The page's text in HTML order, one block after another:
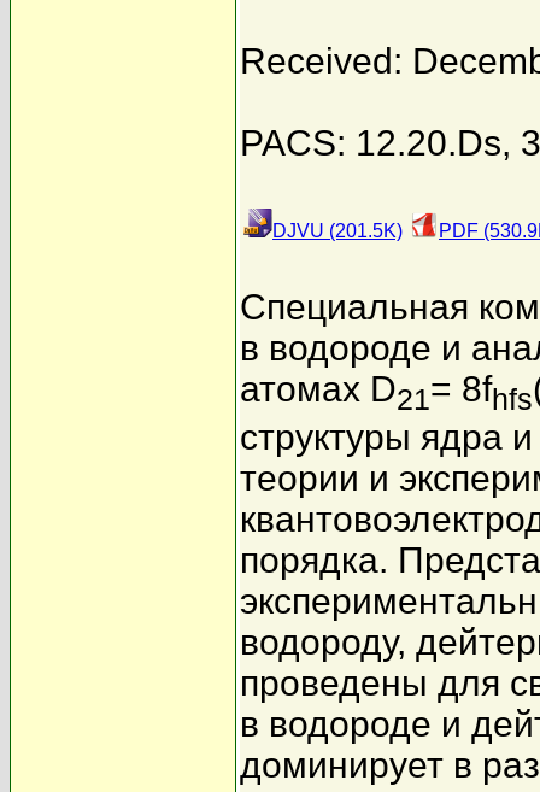
Received:
PACS: 12.20.Ds,
DJVU (201.5K) PDF
Специальная
в водороде и
атомах D21= 8fhfs
структуры ядра
теории и
порядка.
водороду,
проведены для
в водороде и
доминирует в